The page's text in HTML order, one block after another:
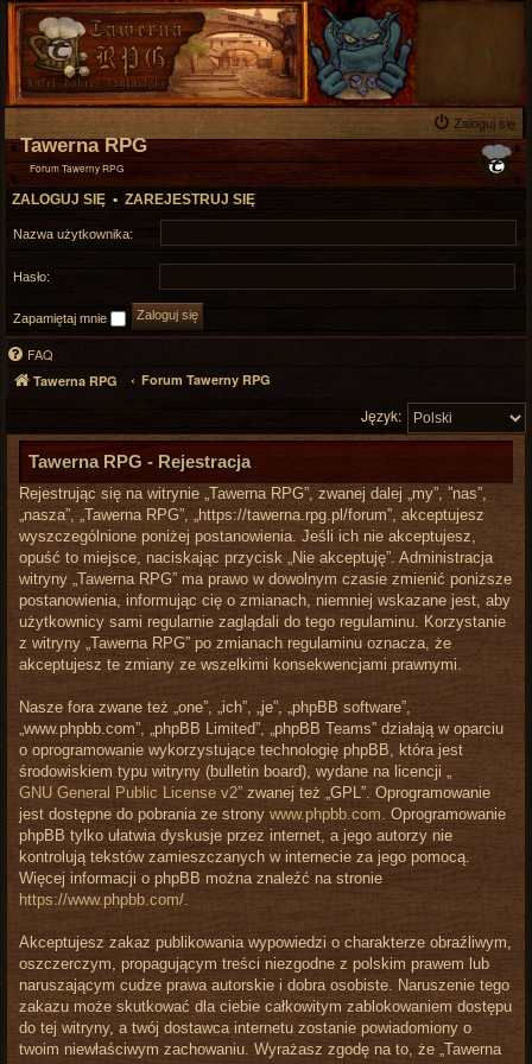
Zaloguj się
Tawerna RPG
Forum Tawerny RPG
ZALOGUJ SIĘ • ZAREJESTRUJ SIĘ
Nazwa użytkownika:
Hasło:
Zapamiętaj mnie
FAQ
Tawerna RPG Forum Tawerny RPG
Język:
Tawerna RPG - Rejestracja
Rejestrując się na witrynie „Tawerna RPG”, zwanej dalej „my”, ”nas”,
„nasza”, „Tawerna RPG”, „https://tawerna.rpg.pl/forum”, akceptujesz
wyszczególnione poniżej postanowienia. Jeśli ich nie akceptujesz,
opuść to miejsce, naciskając przycisk „Nie akceptuję”. Administracja
witryny „Tawerna RPG” ma prawo w dowolnym czasie zmienić poniższe
postanowienia, informując cię o zmianach, niemniej wskazane jest, aby
użytkownicy sami regularnie zaglądali do tego regulaminu. Korzystanie
z witryny „Tawerna RPG” po zmianach regulaminu oznacza, że
akceptujesz te zmiany ze wszelkimi konsekwencjami prawnymi.
Nasze fora zwane też „one”, „ich”, „je”, „phpBB software”,
„www.phpbb.com”, „phpBB Limited”, „phpBB Teams” działają w oparciu
o oprogramowanie wykorzystujące technologię phpBB, która jest
środowiskiem typu witryny (bulletin board), wydane na licencji „
GNU General Public License v2” zwanej też „GPL”. Oprogramowanie
jest dostępne do pobrania ze strony www.phpbb.com. Oprogramowanie
phpBB tylko ułatwia dyskusje przez internet, a jego autorzy nie
kontrolują tekstów zamieszczanych w internecie za jego pomocą.
Więcej informacji o phpBB można znaleźć na stronie
https://www.phpbb.com/.
Akceptujesz zakaz publikowania wypowiedzi o charakterze obraźliwym,
oszczerczym, propagującym treści niezgodne z polskim prawem lub
naruszającym cudze prawa autorskie i dobra osobiste. Naruszenie tego
zakazu może skutkować dla ciebie całkowitym zablokowaniem dostępu
do tej witryny, a twój dostawca internetu zostanie powiadomiony o
twoim niewłaściwym zachowaniu. Wyrażasz zgodę na to, że „Tawerna